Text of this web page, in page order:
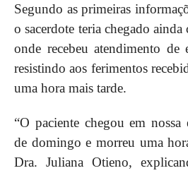
Segundo as primeiras
o sacerdote teria chegado
onde recebeu atendimento de
resistindo aos ferimentos
uma hora mais tarde.
“O paciente chegou em nossa
de domingo e morreu uma
Dra. Juliana Otieno,